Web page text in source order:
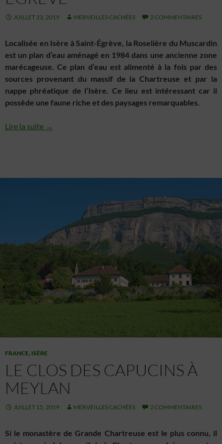
Enregistrer et communiquer les choix en
JUILLET 23, 2019 MERVEILLES CACHÉES 2 COMMENTAIRES
Localisée en Isère à Saint-Égrève, la Roselière du Muscardin
est un plan d’eau aménagé en 1984 dans une ancienne zone
marécageuse.Ce plan d’eau est alimenté à la fois par des
sources provenant du massif de la Chartreuse et par la
nappe phréatique de l’Isère. Ce lieu est intéressant car il
possède une faune riche et des paysages remarquables.
Lire la suite →
FRANCE, ISÈRE
LE CLOS DES CAPUCINS À
MEYLAN
JUILLET 15, 2019 MERVEILLES CACHÉES 2 COMMENTAIRES
Si le monastère de Grande Chartreuse est le plus connu, il